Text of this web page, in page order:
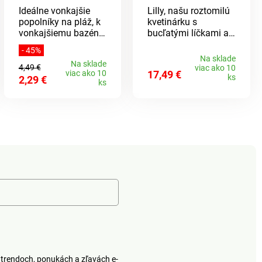
Ideálne vonkajšie
popolníky na pláž, k
vonkajšiemu bazénu
a podobne! Odolné
proti vetru a špicaté
ako kornútik na
zmrzlinu, s viečkom
a výrezom na
- 45%
4,49 €
2,29 €
Na sklade
viac ako 10
ks
Lilly, našu roztomilú
kvetinárku s
bucľatými líčkami a
si jednoducho
obľúbite. Skvelá
dekorácia s rastlinou
17,49 €
Na sklade
viac ako 10
ks
ponukách a zľavách e-